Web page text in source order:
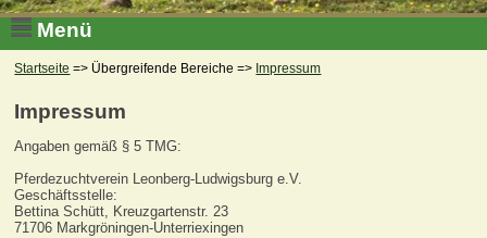
Menü
Startseite => Übergreifende Bereiche => Impressum
Impressum
Angaben gemäß § 5 TMG:
Pferdezuchtverein Leonberg-Ludwigsburg e.V.
Geschäftsstelle:
Bettina Schütt, Kreuzgartenstr. 23
71706 Markgröningen-Unterriexingen